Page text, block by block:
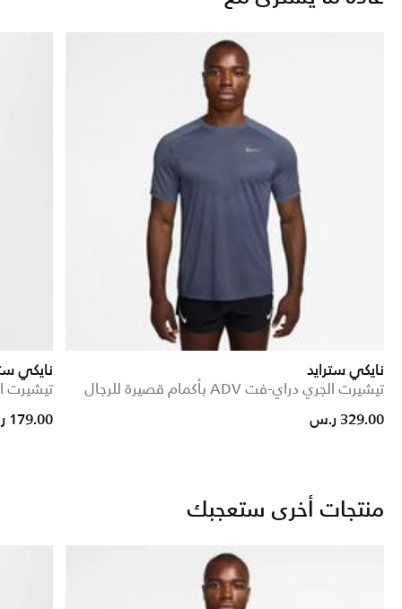
نايكي سترايد
تيشيرت الجري دراي-فت ADV بأكمام قصيرة للرجال
329.00 ر.س
نايكي
تيشيرت
from
179.00 ر.س
منتجات أخرى ستعجبك